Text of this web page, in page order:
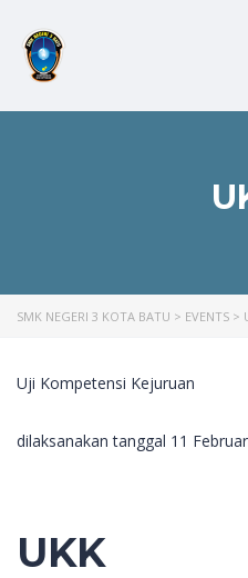
SMK NEGERI 3 KOTA BATU > EVENTS >
Uji Kompetensi Kejuruan
dilaksanakan tanggal 11
UKK